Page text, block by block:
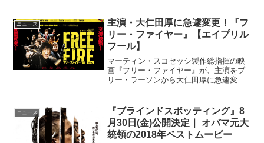
ニュース
主演・大仁田厚に急遽変更！『フ
リー・ファイヤー』【エイプリル
フール】
マーティン・スコセッシ製作総指揮の映
画『フリー・ファイヤー』が、主演をブ
リー・ラーソンから大仁田厚に急遽変更
ー』映画『フリー・ファイヤー』は、場
末の倉庫という全編がワン...
ニュース
『ブラインドスポッティング』8
月30日(金)公開決定｜ オバマ元大
統領の2018年ベストムービー